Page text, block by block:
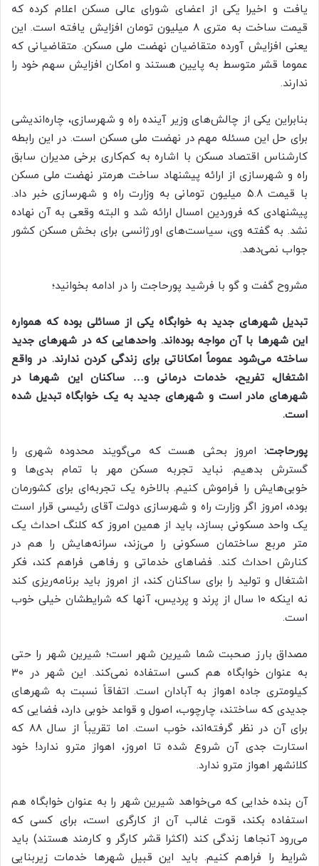
یافت و اخیرا یکی از اعضای شورای عالی مسکن اعلام کرده که
قیمت ساخت به متری ۸ میلیون تومان افزایش یافته است. این
یعنی افزایش آورده متقاضیان نهضت ملی مسکن. متقاضیانی که
عموما قشر متوسط به پایین هستند و امکان افزایش سهم خود را
ندارند.
بنابراین یکی از چالش‌های وزیر آینده راه و شهرسازی، چاره‌اندیشی
برای حل این مسئله مهم در نهضت ملی مسکن است. در این رابطه
کارشناس اقتصاد مسکن با اشاره به کم‌کاری برخی مدیران سابق
راه و شهرسازی از ارائه پیشنهاد ساخت هرمتر نهضت ملی مسکن
با قیمت ۵.۸ میلیون تومانی به وزارت راه و شهرسازی خبر داد.
پیشنهادی که فروردین امسال ارائه شد و البته وقعی به آن نهاده
نشد. به گفته وی، سیاست‌های اورژانسی برای بخش مسکن کشور
جواب نمی‌دهد.
مشروح گفت‌ و گو با فرشید پورحاجت را در ادامه بخوانید؛
تبدیل شهرهای جدید به خوابگاه یکی از مسائلی بوده که همواره
این شهرها با آن مواجه بوده‌اند. واحدهایی که در شهرهای جدید
ساخته می‌شود عموماً امکاناتی برای زندگی کردن ندارند. در واقع
اشتغال، تفریح، خدمات درمانی و… ساکنان این شهرها در
شهرهای مادر است و شهرهای جدید به یک خوابگاه تبدیل شده
است.
پورحاجت: امروز بحثی هست که می‌گویند محدوده شهری را
گسترش بدهیم. نباید تجربه مسکن مهر با تمام بدی‌ها و
خوبی‌هایش را فراموش کنیم. بالاخره یک تجربه‌ای برای کشورمان
بوده، امروز اگر وزارت راه و شهرسازی دولت آقای رئیسی قرار است
یک واحد مسکونی بسازد، باید از همین امروز که کلنگ احداث یک
متر مربع ساختمان مسکونی را می‌زند، سرانه‌هایش را هم در
کنارش احداث کند. فضاهای خدماتی و رفاهی فراهم کند، فکر
اشتغال و تولید را برای ساکنان کند، از امروز باید برنامه‌ریزی کند
نه اینکه ۱۰ سال از پرند و پردیس، آنها که شرایطشان خیلی خوب
است.
مصداق بارز صحبت شما شیرین شهر است؛ شیرین شهر را حتی
به عنوان خوابگاه هم کسی استفاده نمی‌کند. این شهر در ۳۰
کیلومتری جاده اهواز به آبادان است. اتفاقاً نسبت به شهرهای
جدیدی که ساختند، چارچوب، اصول و قواعد خوبی دارد، فضایی که
برای آن در نظر گرفته‌اند، خوب است. اما تقریباً از سال ۸۸ که
استارت جدی آن شروع شده تا امروز، اهواز مترو ندارد! خود
کلانشهر اهواز مترو ندارد.
آن بنده خدایی که می‌خواهد شیرین شهر را به عنوان خوابگاه هم
استفاده بکند، قوت غالب آن از کارگری است، برای کسی که
می‌رود آنجاها زندگی کند (اکثرا قشر کارگر و کارمند هستند) باید
شرایط را فراهم کنیم. باید این قبیل شهرها خدمات زیربنایی